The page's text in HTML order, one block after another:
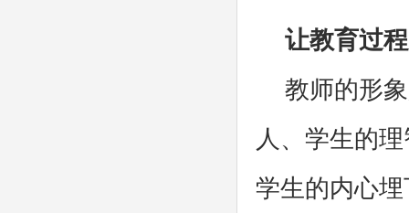
让教育过
教师的形
人、学生的
学生的内心